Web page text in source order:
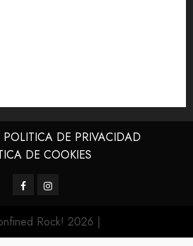
POLITICA DE PRIVACIDAD
DE COOKIES
FacebookInstagram
Rock! 2026 |